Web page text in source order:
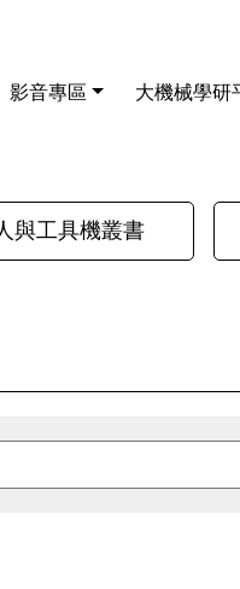
影音專區 大機械學研
與工具機叢書